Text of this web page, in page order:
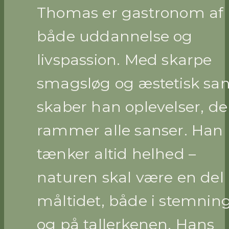
Thomas er gastronom af
både uddannelse og
livspassion. Med skarpe
smagsløg og æstetisk
skaber han oplevelser,
rammer alle sanser. Han
tænker altid helhed –
naturen skal være en del
måltidet, både i
og på tallerkenen. Hans